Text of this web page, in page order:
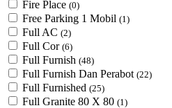
Fire Place (0)
Free Parking 1 Mobil (1)
Full AC (2)
Full Cor (6)
Full Furnish (48)
Full Furnish Dan Perabot (22)
Full Furnished (25)
Full Granite 80 X 80 (1)